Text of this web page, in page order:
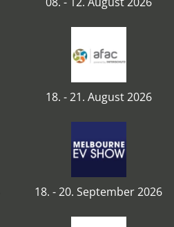
18. - 21. August 2026
18. - 20. September 2026